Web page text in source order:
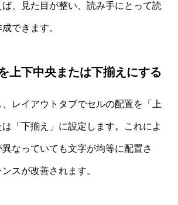
、見た目が整い、読み手にとって読
できます。
上下中央または下揃えにする
レイアウトタブでセルの配置を「上
「下揃え」に設定します。これによ
なっていても文字が均等に配置さ
スが改善されます。